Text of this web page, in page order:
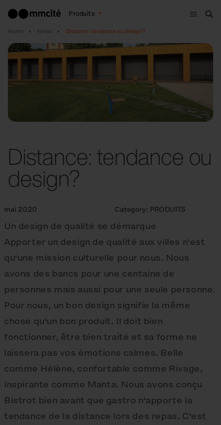
Produits
Menu
Home News Distance: tendance ou design?
Distance: tendance ou
design?
mai 2020 Category: PRODUITS
Un design de qualité se démarque
Apporter un design de qualité aux villes n‘est
qu‘une mission culturelle pour nous. Nous
avons des bancs pour une centaine de
personnes mais aussi pour une seule personne.
Pour nous, un bon design signifie la même
chose qu‘un bon produit. Il doit bien
fonctionner, être bien traité et sa forme ne
laissera pas vos émotions calmes. Belle
comme Hélène, confortable comme Rivage,
inspirante comme Manta. Nous avons conçu
Bistrot bien avant que gastro n‘apporte la
tendance de la distance lors des repas. C‘est